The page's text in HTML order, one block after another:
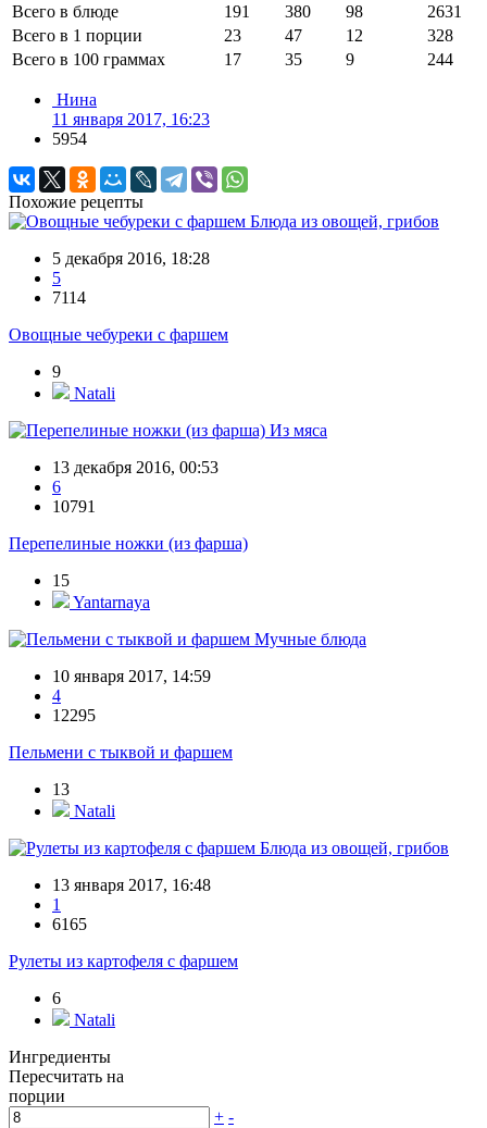
Всего в блюде
191 380 98
2631
Всего в 1 порции
23 47 12
328
Всего в 100 граммах
17 35 9 244
Нина
11 января 2017, 16:23
5954
Похожие рецепты
Блюда из овощей, грибов
5 декабря 2016, 18:28
5
7114
Овощные чебуреки с фаршем
9
Natali
Из мяса
13 декабря 2016, 00:53
6
10791
Перепелиные ножки (из фарша)
15
Yantarnaya
Мучные блюда
10 января 2017, 14:59
4
12295
Пельмени с тыквой и фаршем
13
Natali
Блюда из овощей, грибов
13 января 2017, 16:48
1
6165
Рулеты из картофеля с фаршем
6
Natali
Ингредиенты
Пересчитать на
порции
+ -